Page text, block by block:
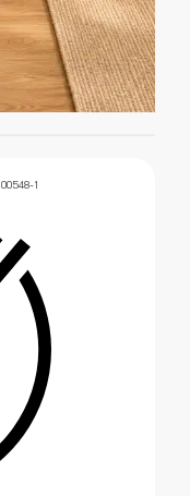
00548-1